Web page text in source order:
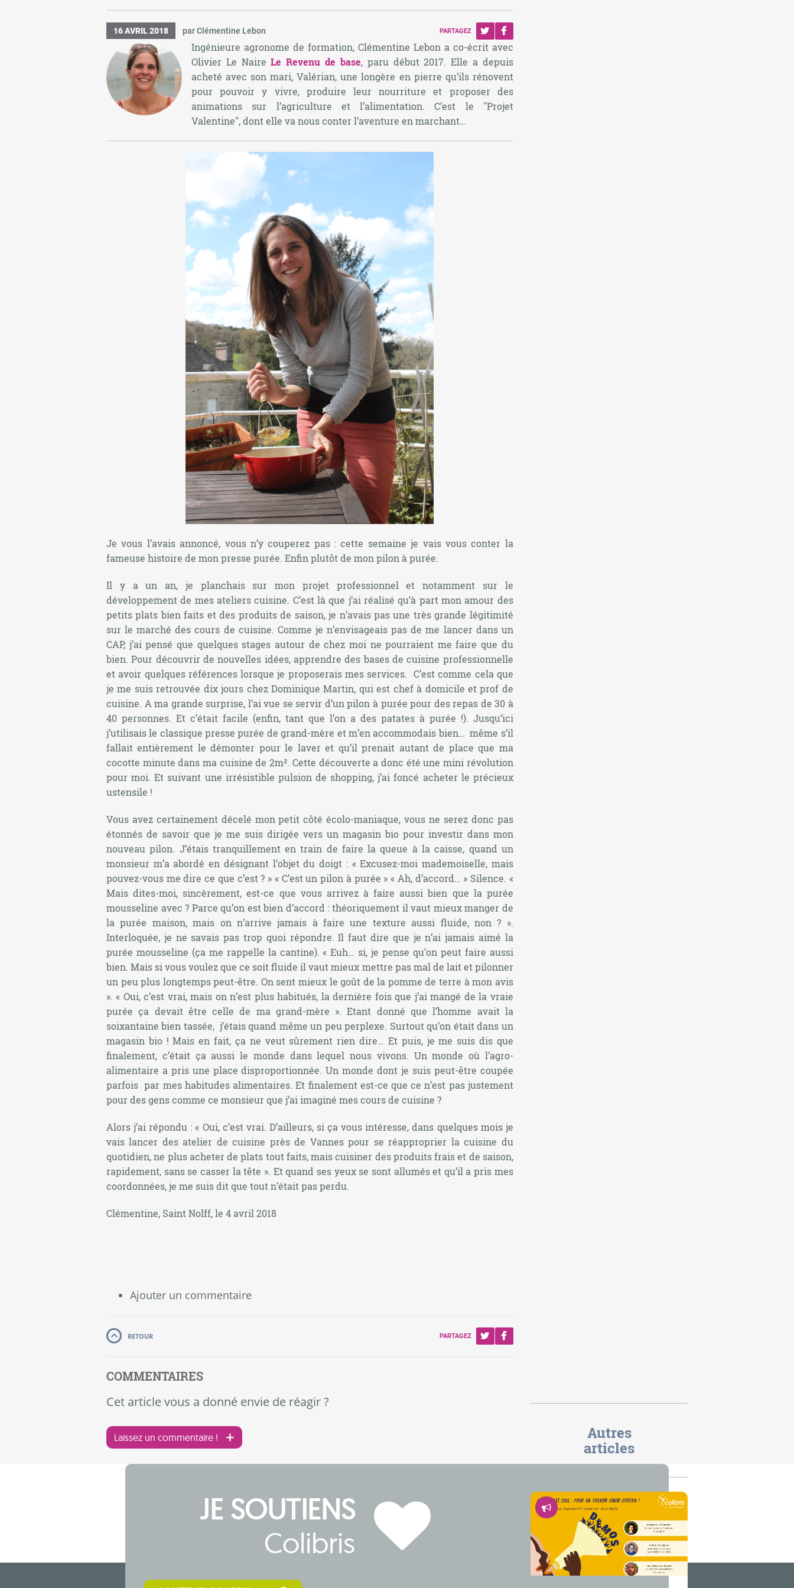
16 AVRIL 2018 par Clémentine Lebon PARTAGEZ
Ingénieure agronome de formation, Clémentine Lebon a co-écrit avec
Olivier Le NaireLe Revenu de base, paru début 2017. Elle a depuis
acheté avec son mari, Valérian, une longère en pierre qu’ils rénovent
pour pouvoir y vivre, produire leur nourriture et proposer des
animations sur l’agriculture et l’alimentation. C’est le "Projet
Valentine", dont elle va nous conter l’aventure en marchant…
Je vous l’avais annoncé, vous n’y couperez pas : cette semaine je vais vous conter la
fameuse histoire de mon presse purée. Enfin plutôt de mon pilon à purée.
Il y a un an, je planchais sur mon projet professionnel et notamment sur le
développement de mes ateliers cuisine. C’est là que j’ai réalisé qu’à part mon amour des
petits plats bien faits et des produits de saison, je n’avais pas une très grande légitimité
sur le marché des cours de cuisine. Comme je n’envisageais pas de me lancer dans un
CAP, j’ai pensé que quelques stages autour de chez moi ne pourraient me faire que du
bien. Pour découvrir de nouvelles idées, apprendre des bases de cuisine professionnelle
et avoir quelques références lorsque je proposerais mes services. C’est comme cela que
je me suis retrouvée dix jours chez Dominique Martin, qui est chef à domicile et prof de
cuisine. A ma grande surprise, l’ai vue se servir d’un pilon à purée pour des repas de 30 à
40 personnes. Et c’était facile (enfin, tant que l’on a des patates à purée !). Jusqu’ici
j’utilisais le classique presse purée de grand-mère et m’en accommodais bien… même s’il
fallait entièrement le démonter pour le laver et qu’il prenait autant de place que ma
cocotte minute dans ma cuisine de 2m². Cette découverte a donc été une mini révolution
pour moi. Et suivant une irrésistible pulsion de shopping, j’ai foncé acheter le précieux
ustensile !
Vous avez certainement décelé mon petit côté écolo-maniaque, vous ne serez donc pas
étonnés de savoir que je me suis dirigée vers un magasin bio pour investir dans mon
nouveau pilon. J’étais tranquillement en train de faire la queue à la caisse, quand un
monsieur m’a abordé en désignant l’objet du doigt : « Excusez-moi mademoiselle, mais
pouvez-vous me dire ce que c’est ? » « C’est un pilon à purée » « Ah, d’accord… » Silence. «
Mais dites-moi, sincèrement, est-ce que vous arrivez à faire aussi bien que la purée
mousseline avec ? Parce qu’on est bien d’accord : théoriquement il vaut mieux manger de
la purée maison, mais on n’arrive jamais à faire une texture aussi fluide, non ? ».
Interloquée, je ne savais pas trop quoi répondre. Il faut dire que je n’ai jamais aimé la
purée mousseline (ça me rappelle la cantine). « Euh… si, je pense qu’on peut faire aussi
bien. Mais si vous voulez que ce soit fluide il vaut mieux mettre pas mal de lait et pilonner
un peu plus longtemps peut-être. On sent mieux le goût de la pomme de terre à mon avis
». « Oui, c’est vrai, mais on n’est plus habitués, la dernière fois que j’ai mangé de la vraie
purée ça devait être celle de ma grand-mère ». Etant donné que l’homme avait la
soixantaine bien tassée, j’étais quand même un peu perplexe. Surtout qu’on était dans un
magasin bio ! Mais en fait, ça ne veut sûrement rien dire… Et puis, je me suis dis que
finalement, c’était ça aussi le monde dans lequel nous vivons. Un monde où l’agro-
alimentaire a pris une place disproportionnée. Un monde dont je suis peut-être coupée
parfois par mes habitudes alimentaires. Et finalement est-ce que ce n’est pas justement
pour des gens comme ce monsieur que j’ai imaginé mes cours de cuisine ?
Alors j’ai répondu : « Oui, c’est vrai. D’ailleurs, si ça vous intéresse, dans quelques mois je
vais lancer des atelier de cuisine près de Vannes pour se réapproprier la cuisine du
quotidien, ne plus acheter de plats tout faits, mais cuisiner des produits frais et de saison,
rapidement, sans se casser la tête ». Et quand ses yeux se sont allumés et qu’il a pris mes
coordonnées, je me suis dit que tout n’était pas perdu.
Clémentine, Saint Nolff, le 4 avril 2018
Autres
articles
Démocratie
Ajouter un commentaire
RETOUR PARTAGEZ
COMMENTAIRES
Cet article vous a donné envie de réagir ?
Laissez un commentaire !
JE SOUTIENS
Colibris